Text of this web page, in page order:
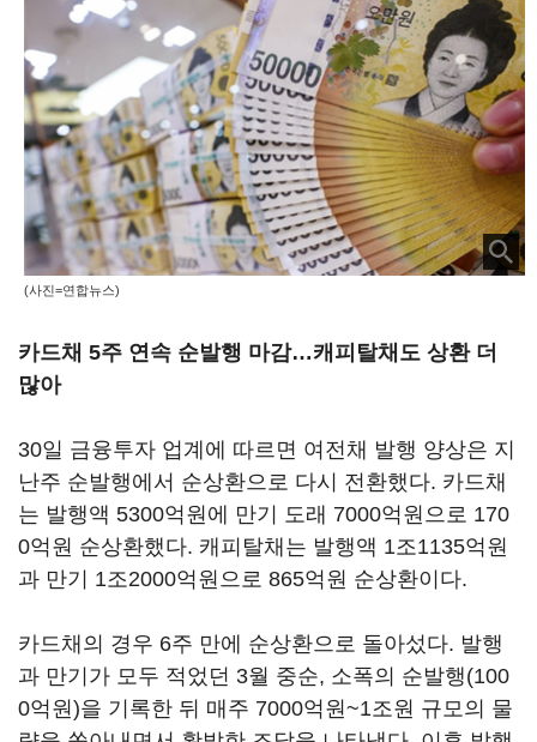
(사진=연합뉴스)
카드채 5주 연속 순발행 마감…캐피탈채도 상환 더
많아
30일 금융투자 업계에 따르면 여전채 발행 양상은 지
난주 순발행에서 순상환으로 다시 전환했다. 카드채
는 발행액 5300억원에 만기 도래 7000억원으로 170
0억원 순상환했다. 캐피탈채는 발행액 1조1135억원
과 만기 1조2000억원으로 865억원 순상환이다.
카드채의 경우 6주 만에 순상환으로 돌아섰다. 발행
과 만기가 모두 적었던 3월 중순, 소폭의 순발행(100
0억원)을 기록한 뒤 매주 7000억원~1조원 규모의 물